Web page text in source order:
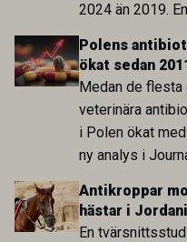
2024 än 2019.
utvecklingen
sida och pekar
arbete.
Polens
ökat sedan
Medan de flesta
veterinära
i Polen ökat
ny analys i
att skillnaden
Sverige är
Antikroppar
hästar i
En